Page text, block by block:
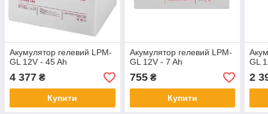
Акумулятор гелевий LPM-
GL 12V - 45 Ah
4 377 ₴
Купити
Акумулятор гелевий LPM-
GL 12V - 7 Ah
755₴
Купити
GL
2